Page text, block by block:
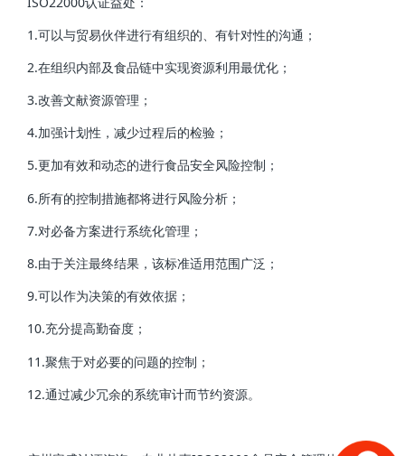
1.可以与贸易伙伴进行有组织的、有针对性的沟通；
2.在组织内部及食品链中实现资源利用最优化；
3.改善文献资源管理；
4.加强计划性，减少过程后的检验；
5.更加有效和动态的进行食品安全风险控制；
6.所有的控制措施都将进行风险分析；
7.对必备方案进行系统化管理；
8.由于关注最终结果，该标准适用范围广泛；
9.可以作为决策的有效依据；
10.充分提高勤奋度；
11.聚焦于对必要的问题的控制；
12.通过减少冗余的系统审计而节约资源。